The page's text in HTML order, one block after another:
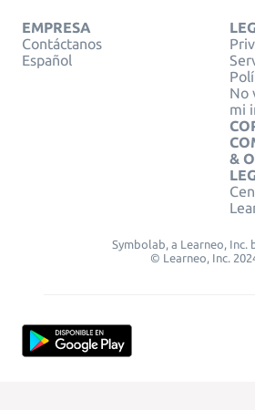
EMPRESA
Contáctanos
Español
No
mi
&
Symbolab, a Learneo, Inc.
© Learneo, Inc.